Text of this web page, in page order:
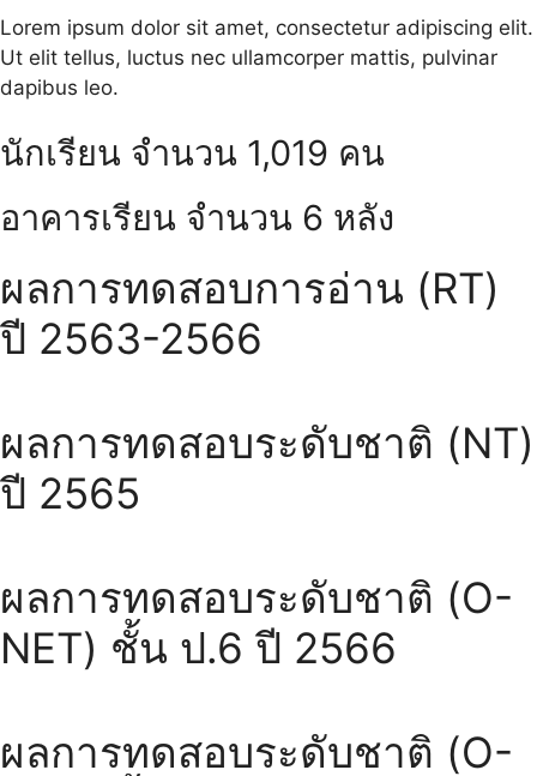
Lorem ipsum dolor sit amet, consectetur adipiscing elit.
Ut elit tellus, luctus nec ullamcorper mattis, pulvinar
dapibus leo.
นักเรียน จำนวน 1,019 คน
อาคารเรียน จำนวน 6 หลัง
ผลการทดสอบการอ่าน (RT)
ปี 2563-2566
ผลการทดสอบระดับชาติ (NT)
ปี 2565
ผลการทดสอบระดับชาติ (O-
NET) ชั้น ป.6 ปี 2566
ผลการทดสอบระดับชาติ (O-